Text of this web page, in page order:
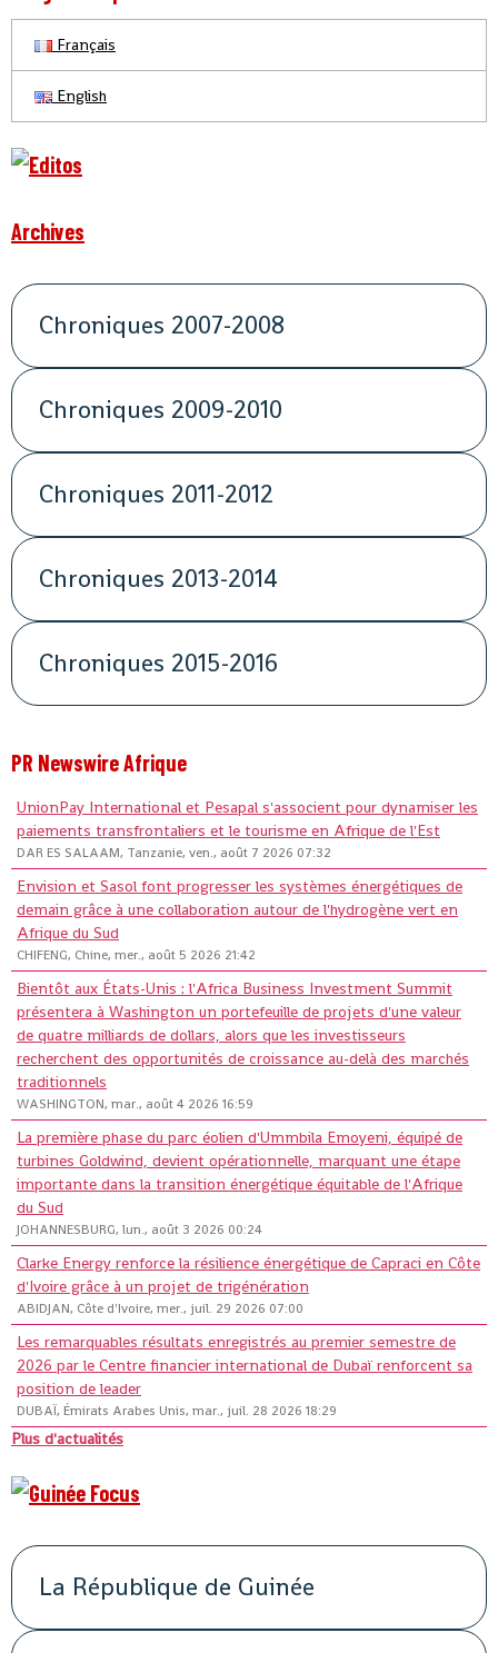
Français
English
Archives
Chroniques 2007-2008
Chroniques 2009-2010
Chroniques 2011-2012
Chroniques 2013-2014
Chroniques 2015-2016
PR Newswire Afrique
UnionPay International et Pesapal s'associent pour dynamiser les
paiements transfrontaliers et le tourisme en Afrique de l'Est
DAR ES SALAAM, Tanzanie, ven., août 7 2026 07:32
Envision et Sasol font progresser les systèmes énergétiques de
demain grâce à une collaboration autour de l'hydrogène vert en
Afrique du Sud
CHIFENG, Chine, mer., août 5 2026 21:42
Bientôt aux États-Unis : l'Africa Business Investment Summit
présentera à Washington un portefeuille de projets d'une valeur
de quatre milliards de dollars, alors que les investisseurs
recherchent des opportunités de croissance au-delà des marchés
traditionnels
WASHINGTON, mar., août 4 2026 16:59
La première phase du parc éolien d'Ummbila Emoyeni, équipé de
turbines Goldwind, devient opérationnelle, marquant une étape
importante dans la transition énergétique équitable de l'Afrique
du Sud
JOHANNESBURG, lun., août 3 2026 00:24
Clarke Energy renforce la résilience énergétique de Capraci en Côte
d'Ivoire grâce à un projet de trigénération
ABIDJAN, Côte d'Ivoire, mer., juil. 29 2026 07:00
Les remarquables résultats enregistrés au premier semestre de
2026 par le Centre financier international de Dubaï renforcent sa
position de leader
DUBAÏ, Émirats Arabes Unis, mar., juil. 28 2026 18:29
Plus d'actualités
La République de Guinée